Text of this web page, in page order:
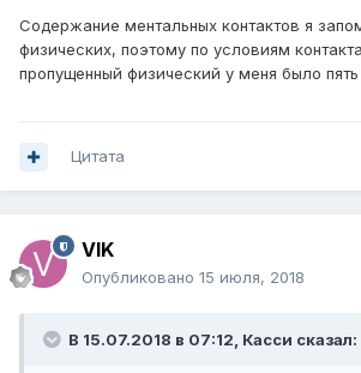
Содержание ментальных контактов я
физических, поэтому по условиям
пропущенный физический у меня было
Цитата
VIK
Опубликовано 15 июля, 2018
В 15.07.2018 в 07:12, Касси сказал: